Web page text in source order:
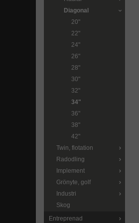
Diagonal
20"
22"
24"
26"
28"
30"
32"
34"
36"
38"
42"
Twin, flotation
Radodling
Implement
Grönyte, golf
Industri
Skog
Entreprenad